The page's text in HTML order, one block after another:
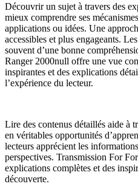
Découvrir un sujet à travers des
mieux comprendre ses
applications ou idées. Une
accessibles et plus engageants.
souvent d’une bonne
Ranger 2000null offre une vue
inspirantes et des explications
l’expérience du lecteur.
Lire des contenus détaillés aide à
en véritables opportunités
lecteurs apprécient les
perspectives. Transmission For
explications complètes et des
découverte.